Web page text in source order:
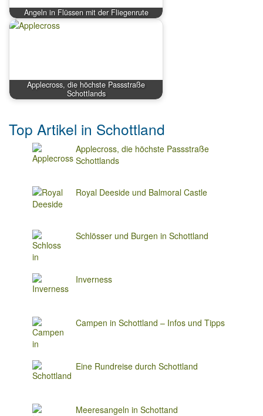
Angeln in Flüssen mit der Fliegenrute
Applecross, die höchste Passstraße
Schottlands
Top Artikel in Schottland
Applecross, die höchste Passstraße
Schottlands
Royal Deeside und Balmoral Castle
Schlösser und Burgen in Schottland
Inverness
Campen in Schottland – Infos und Tipps
Eine Rundreise durch Schottland
Meeresangeln in Schottand